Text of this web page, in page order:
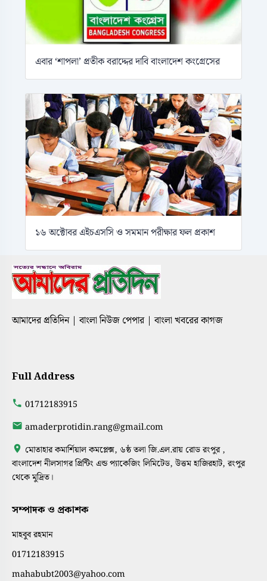
এবার ‘শাপলা’ প্রতীক বরাদ্দের দাবি বাংলাদেশ কংগ্রেসের
১৬ অক্টোবর এইচএসসি ও সমমান পরীক্ষার ফল প্রকাশ
আমাদের প্রতিদিন | বাংলা নিউজ পেপার | বাংলা খবরের কাগজ
Full Address
01712183915
amaderprotidin.rang@gmail.com
মোতাহার কমার্শিয়াল কমপ্লেক্স, ৬ষ্ঠ তলা জি.এল.রায় রোড রংপুর ,
বাংলাদেশ নীলসাগর প্রিন্টিং এন্ড প্যাকেজিং লিমিটেড, উত্তম হাজিরহাট, রংপুর
থেকে মুদ্রিত।
সম্পাদক ও প্রকাশক
মাহবুব রহমান
01712183915
mahabubt2003@yahoo.com